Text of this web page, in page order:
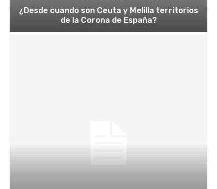
¿Desde cuando son Ceuta y Melilla territorios
de la Corona de España?